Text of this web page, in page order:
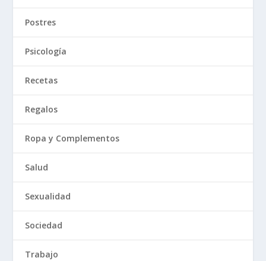
Postres
Psicología
Recetas
Regalos
Ropa y Complementos
Salud
Sexualidad
Sociedad
Trabajo